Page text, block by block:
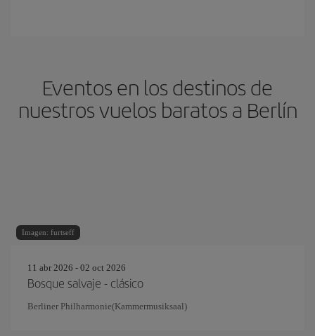
Eventos en los destinos de
nuestros vuelos baratos a Berlín
Imagen: furtseff
11 abr 2026 - 02 oct 2026
Bosque salvaje - clásico
Berliner Philharmonie(Kammermusiksaal)